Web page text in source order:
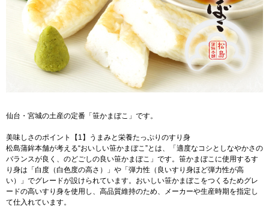
仙台・宮城の土産の定番「笹かまぼこ」です。
美味しさのポイント【1】うまみと栄養たっぷりのすり身
松島蒲鉾本舗が考える“おいしい笹かまぼこ”とは、「適度なコシとしなやかさの
バランスが良く、のどごしの良い笹かまぼこ」です。笹かまぼこに使用するす
り身は「白度（白色度の高さ）」や「弾力性（良いすり身ほど弾力性が高
い）」でグレードが設けられています。おいしい笹かまぼこをつくるためグレ
ードの高いすり身を使用し、高品質維持のため、メーカーや生産時期を指定し
て仕入れています。